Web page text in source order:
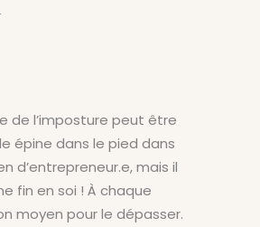
.
de l’imposture peut être
épine dans le pied dans
d’entrepreneur.e, mais il
fin en soi ! À chaque
moyen pour le dépasser.